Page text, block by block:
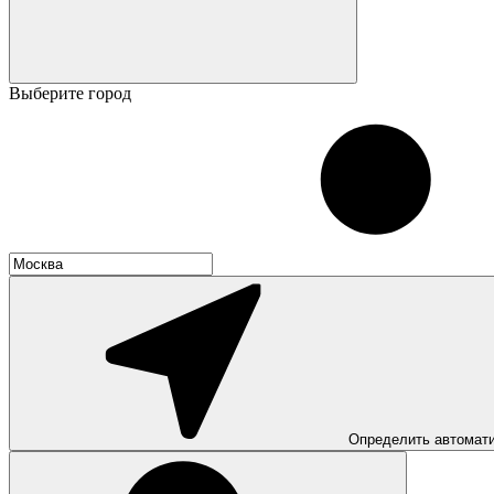
Выберите город
Определить